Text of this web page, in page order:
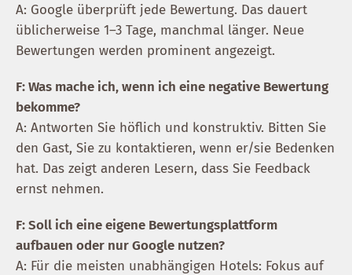
A: Google überprüft jede Bewertung. Das dauert
üblicherweise 1–3 Tage, manchmal länger. Neue
Bewertungen werden prominent angezeigt.
F: Was mache ich, wenn ich eine negative Bewertung
bekomme?
A: Antworten Sie höflich und konstruktiv. Bitten Sie
den Gast, Sie zu kontaktieren, wenn er/sie Bedenken
hat. Das zeigt anderen Lesern, dass Sie Feedback
ernst nehmen.
F: Soll ich eine eigene Bewertungsplattform
aufbauen oder nur Google nutzen?
A: Für die meisten unabhängigen Hotels: Fokus auf